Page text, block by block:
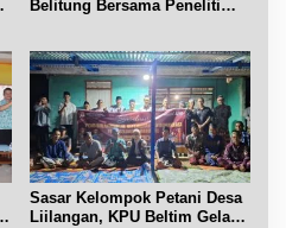
Belitung Bersama Peneliti
Sasar Kelompok Petani Desa
Liilangan, KPU Beltim Gelar